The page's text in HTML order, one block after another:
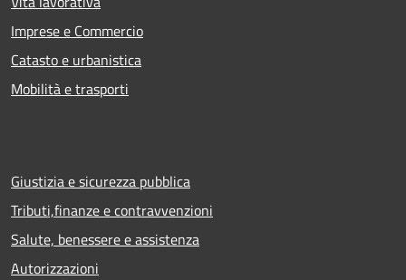
Imprese e Commercio
Catasto e urbanistica
Mobilità e trasporti
Giustizia e sicurezza pubblica
Tributi,finanze e contravvenzioni
Salute, benessere e assistenza
Autorizzazioni